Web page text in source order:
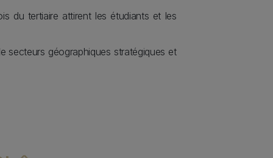
du tertiaire attirent les étudiants et les
secteurs géographiques stratégiques et